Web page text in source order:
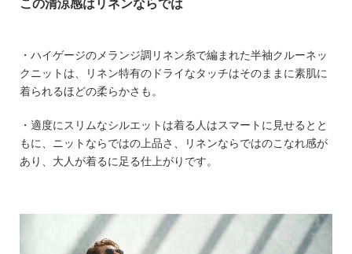
この清涼感はリネンならでは
・ハイゲージのメランジ調リネン糸で編まれた半袖クルーネッ
クニットは、リネン特有のドライなタッチはそのままに素肌に
着られるほどの柔らかさも。
・適度にスリムなシルエットは着る人はスマートに見せるとと
もに、ニットならではの上品さ、リネンならではのこなれ感が
あり、大人が着るに足る仕上がりです。